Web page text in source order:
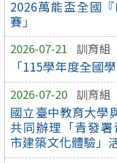
2026萬能盃全國
賽」
2026-07-21 訓育組
「115學年度全國
2026-07-20 訓育組
國立臺中教育大學
共同辦理「青發
市建築文化體驗」